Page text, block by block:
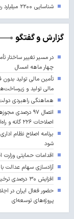
شناسایی ۲۲۰۰ میلیارد ریال املاک مازاد دولتی در خمینی‌شهر برای مولدسازی
گزارش و گفتگو
چهار ماهه امسال
مالی تولید و
هماهنگی راهبردی
اصلاحات ۲۲۶ گانه و راه‌اندازی سامانه‌های هوشمند
برنامه اصلاح نظام
شود
اقدامات حمایتی
آزادسازی سهام عدالت
افزایش ۳۰ درصدی ترخیص کالا در دوران جنگ ۴۰ روزه نتیجه هم‌افزایی دستگاه‌ها بود
حضور فعال ایران در
پروژه‌های توسعه‌ای